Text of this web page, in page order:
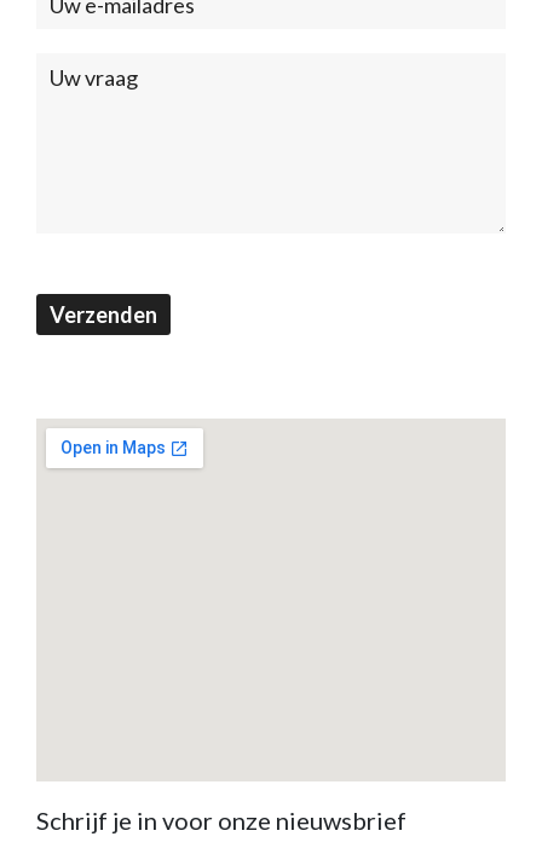
met
ons
Verzenden
Schrijf je in voor onze nieuwsbrief